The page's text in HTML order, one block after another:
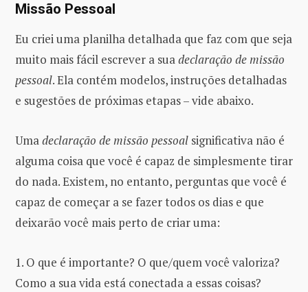
Missão Pessoal
Eu criei uma planilha detalhada que faz com que seja
muito mais fácil escrever a suadeclaração de missão
pessoal. Ela contém modelos, instruções detalhadas
e sugestões de próximas etapas – vide abaixo.
Umadeclaração de missão pessoal significativa não é
alguma coisa que você é capaz de simplesmente tirar
do nada. Existem, no entanto, perguntas que você é
capaz de começar a se fazer todos os dias e que
deixarão você mais perto de criar uma:
1. O que é importante? O que/quem você valoriza?
Como a sua vida está conectada a essas coisas?